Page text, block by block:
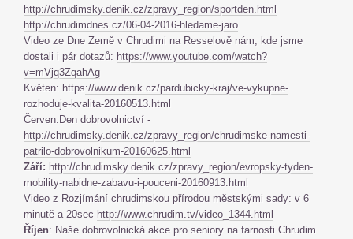
http://chrudimsky.denik.cz/zpravy_region/sportden.html
http://chrudimdnes.cz/06-04-2016-hledame-jaro
Video ze Dne Země v Chrudimi na Resselově nám, kde jsme
dostali i pár dotazů: https://www.youtube.com/watch?
v=mVjq3ZqahAg
Květen: https://www.denik.cz/pardubicky-kraj/ve-vykupne-
rozhoduje-kvalita-20160513.html
Červen:Den dobrovolnictví -
http://chrudimsky.denik.cz/zpravy_region/chrudimske-namesti-
patrilo-dobrovolnikum-20160625.html
Září: http://chrudimsky.denik.cz/zpravy_region/evropsky-tyden-
mobility-nabidne-zabavu-i-pouceni-20160913.html
Video z Rozjímání chrudimskou přírodou městskými sady: v 6
minutě a 20sec http://www.chrudim.tv/video_1344.html
Říjen: Naše dobrovolnická akce pro seniory na farnosti Chrudim